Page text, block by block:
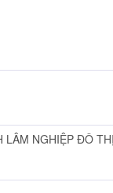
LÂM NGHIỆP ĐÔ THỊ